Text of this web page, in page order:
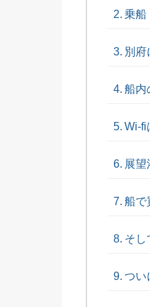
乗船
別府
船内
Wi-fi
展望
船で
そし
つい